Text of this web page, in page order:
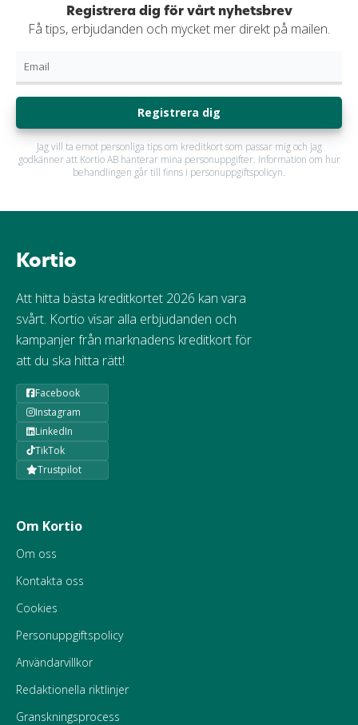
Registrera dig för vårt nyhetsbrev
Få tips, erbjudanden och mycket mer direkt på mailen.
Registrera dig
Jag vill ta emot personliga tips om kreditkort som passar mig och jag
godkänner att Kortio AB hanterar mina personuppgifter. Information om hur
behandlingen går till finns i personuppgiftspolicyn.
Kortio
Att hitta bästa kreditkortet 2026 kan vara
svårt. Kortio visar alla erbjudanden och
kampanjer från marknadens kreditkort för
att du ska hitta rätt!
Facebook
Instagram
LinkedIn
TikTok
Trustpilot
Om Kortio
Om oss
Kontakta oss
Cookies
Personuppgiftspolicy
Användarvillkor
Redaktionella riktlinjer
Granskningsprocess